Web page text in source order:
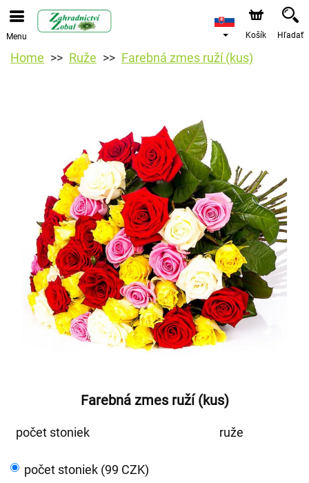
Menu Košík Hľadať
Home Ruže Farebná zmes ruží (kus)
Farebná zmes ruží (kus)
počet stoniek ruže
počet stoniek (99 CZK)